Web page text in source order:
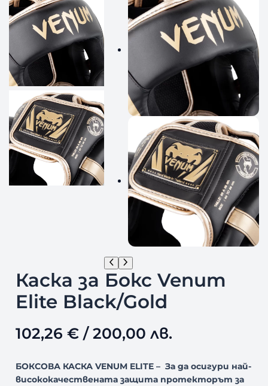
Каска за Бокс Venum
Elite Black/Gold
102,26 €/ 200,00 лв.
БОКСОВА КАСКА VENUM ELITE – За да осигури най-
висококачествената защита протекторът за